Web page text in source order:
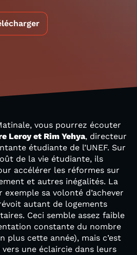
vous pourrez écouter
Leroy et Rim Yehya, directeur
étudiante de l’UNEF. Sur
de la vie étudiante, ils
accélérer les réformes sur
et autres inégalités. La
exemple sa volonté d’achever
autant de logements
Ceci semble assez faible
constante du nombre
plus cette année), mais c’est
une éclaircie dans leurs